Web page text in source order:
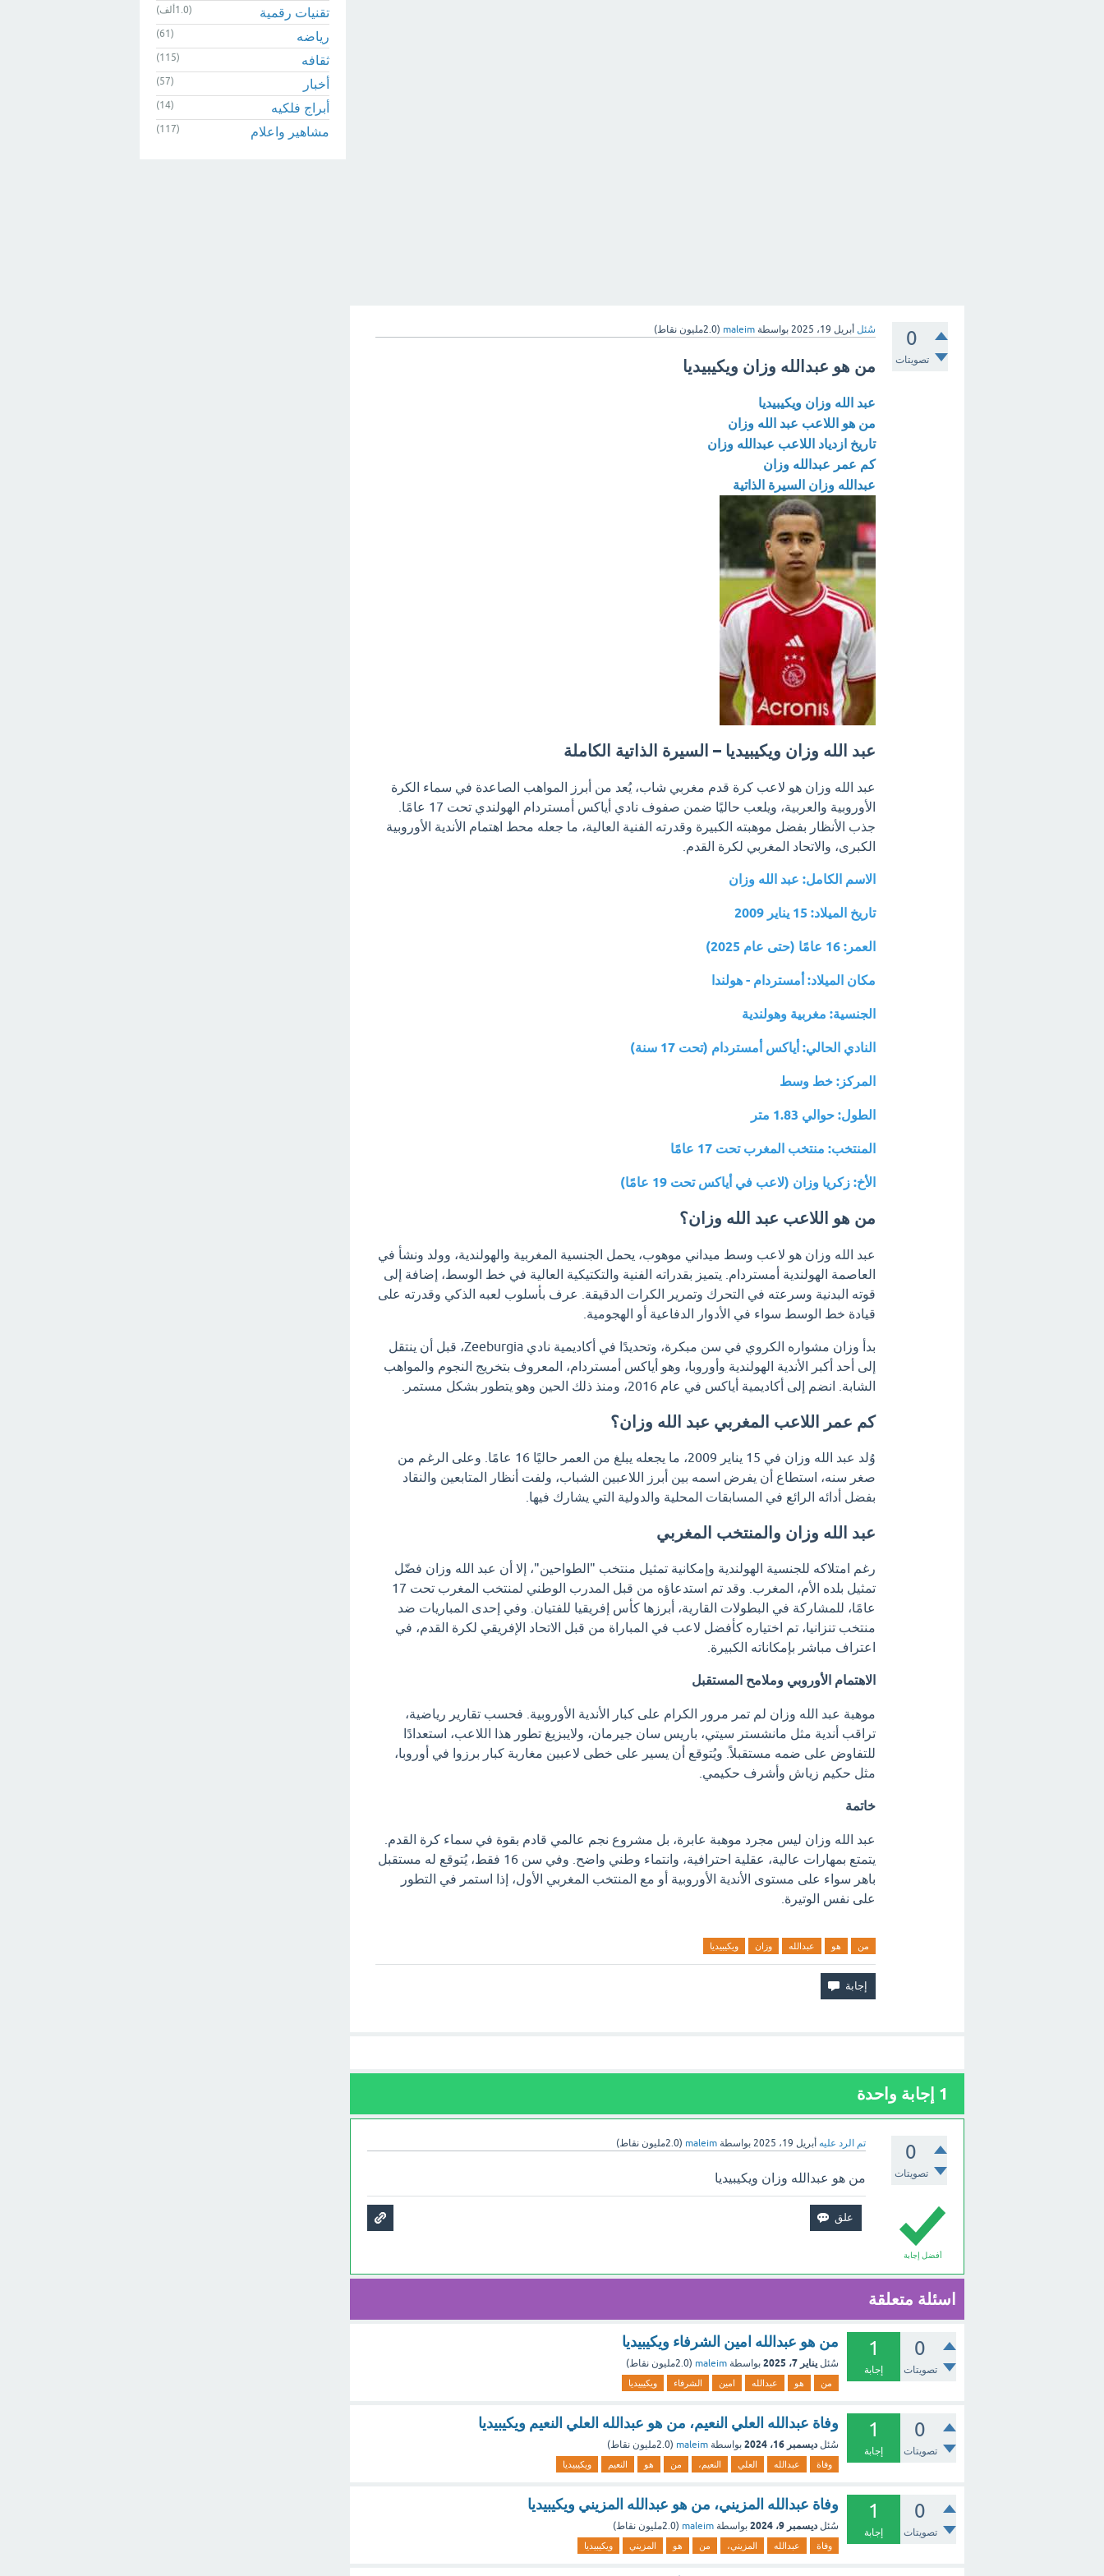
0
تصويتات
سُئل أبريل 19، 2025 بواسطة maleim
(2.0مليون نقاط)
من هو عبدالله وزان ويكيبيديا
عبد الله وزان ويكيبيديا
من هو اللاعب عبد الله وزان
تاريخ ازدياد اللاعب عبدالله وزان
كم عمر عبدالله وزان
عبدالله وزان السيرة الذاتية
عبد الله وزان ويكيبيديا – السيرة الذاتية الكاملة
عبد الله وزان هو لاعب كرة قدم مغربي شاب، يُعد من أبرز المواهب الصاعدة في سماء الكرة
الأوروبية والعربية، ويلعب حاليًا ضمن صفوف نادي أياكس أمستردام الهولندي تحت 17 عامًا.
جذب الأنظار بفضل موهبته الكبيرة وقدرته الفنية العالية، ما جعله محط اهتمام الأندية الأوروبية
الكبرى، والاتحاد المغربي لكرة القدم.
الاسم الكامل: عبد الله وزان
تاريخ الميلاد: 15 يناير 2009
العمر: 16 عامًا (حتى عام 2025)
مكان الميلاد: أمستردام - هولندا
الجنسية: مغربية وهولندية
النادي الحالي: أياكس أمستردام (تحت 17 سنة)
المركز: خط وسط
الطول: حوالي 1.83 متر
المنتخب: منتخب المغرب تحت 17 عامًا
الأخ: زكريا وزان (لاعب في أياكس تحت 19 عامًا)
من هو اللاعب عبد الله وزان؟
عبد الله وزان هو لاعب وسط ميداني موهوب، يحمل الجنسية المغربية والهولندية، وولد ونشأ في
العاصمة الهولندية أمستردام. يتميز بقدراته الفنية والتكتيكية العالية في خط الوسط، إضافة إلى
قوته البدنية وسرعته في التحرك وتمرير الكرات الدقيقة. عرف بأسلوب لعبه الذكي وقدرته على
قيادة خط الوسط سواء في الأدوار الدفاعية أو الهجومية.
بدأ وزان مشواره الكروي في سن مبكرة، وتحديدًا في أكاديمية نادي Zeeburgia، قبل أن ينتقل
إلى أحد أكبر الأندية الهولندية وأوروبا، وهو أياكس أمستردام، المعروف بتخريج النجوم والمواهب
الشابة. انضم إلى أكاديمية أياكس في عام 2016، ومنذ ذلك الحين وهو يتطور بشكل مستمر.
كم عمر اللاعب المغربي عبد الله وزان؟
وُلد عبد الله وزان في 15 يناير 2009، ما يجعله يبلغ من العمر حاليًا 16 عامًا. وعلى الرغم من
صغر سنه، استطاع أن يفرض اسمه بين أبرز اللاعبين الشباب، ولفت أنظار المتابعين والنقاد
بفضل أدائه الرائع في المسابقات المحلية والدولية التي يشارك فيها.
عبد الله وزان والمنتخب المغربي
رغم امتلاكه للجنسية الهولندية وإمكانية تمثيل منتخب "الطواحين"، إلا أن عبد الله وزان فضّل
تمثيل بلده الأم، المغرب. وقد تم استدعاؤه من قبل المدرب الوطني لمنتخب المغرب تحت 17
عامًا، للمشاركة في البطولات القارية، أبرزها كأس إفريقيا للفتيان. وفي إحدى المباريات ضد
منتخب تنزانيا، تم اختياره كأفضل لاعب في المباراة من قبل الاتحاد الإفريقي لكرة القدم، في
اعتراف مباشر بإمكاناته الكبيرة.
الاهتمام الأوروبي وملامح المستقبل
موهبة عبد الله وزان لم تمر مرور الكرام على كبار الأندية الأوروبية. فحسب تقارير رياضية،
تراقب أندية مثل مانشستر سيتي، باريس سان جيرمان، ولايبزيغ تطور هذا اللاعب، استعدادًا
للتفاوض على ضمه مستقبلاً. ويُتوقع أن يسير على خطى لاعبين مغاربة كبار برزوا في أوروبا،
مثل حكيم زياش وأشرف حكيمي.
خاتمة
عبد الله وزان ليس مجرد موهبة عابرة، بل مشروع نجم عالمي قادم بقوة في سماء كرة القدم.
يتمتع بمهارات عالية، عقلية احترافية، وانتماء وطني واضح. وفي سن 16 فقط، يُتوقع له مستقبل
باهر سواء على مستوى الأندية الأوروبية أو مع المنتخب المغربي الأول، إذا استمر في التطور
على نفس الوتيرة.
من هو عبدالله وزان ويكيبيديا
1 إجابة واحدة
0
تصويتات
تم الرد عليه أبريل 19، 2025 بواسطة maleim
(2.0مليون نقاط)
أفضل إجابة
من هو عبدالله وزان ويكيبيديا
اسئلة متعلقة
0
تصويتات
1
إجابة
من هو عبدالله امين الشرفاء ويكيبيديا
سُئل يناير 7، 2025 بواسطة maleim
(2.0مليون نقاط)
من هو عبدالله امين الشرفاء ويكيبيديا
0
تصويتات
1
إجابة
وفاة عبدالله العلي النعيم، من هو عبدالله العلي النعيم ويكيبيديا
سُئل ديسمبر 16، 2024 بواسطة maleim
(2.0مليون نقاط)
وفاة عبدالله العلي النعيم، من هو النعيم ويكيبيديا
0
تصويتات
1
إجابة
وفاة عبدالله المزيني، من هو عبدالله المزيني ويكيبيديا
سُئل ديسمبر 9، 2024 بواسطة maleim
(2.0مليون نقاط)
وفاة عبدالله المزيني، من هو المزيني ويكيبيديا
تقنيات رقمية (1.0ألف)
رياضه (61)
ثقافه (115)
أخبار (57)
أبراج فلكيه (14)
مشاهير واعلام (117)